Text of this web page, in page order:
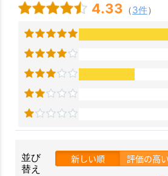
4.33 （3件）
並び
替え
新しい順 評価の高